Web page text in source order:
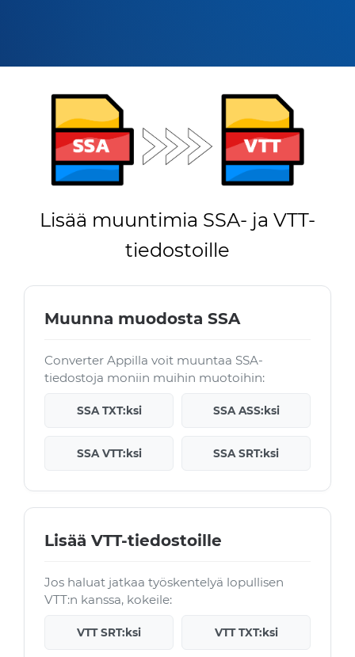
Lisää muuntimia SSA- ja VTT-
tiedostoille
Muunna muodosta SSA
Converter Appilla voit muuntaa SSA-
tiedostoja moniin muihin muotoihin:
SSA TXT:ksi SSA ASS:ksi
SSA VTT:ksi SSA SRT:ksi
Lisää VTT-tiedostoille
Jos haluat jatkaa työskentelyä lopullisen
VTT:n kanssa, kokeile:
VTT SRT:ksi VTT TXT:ksi